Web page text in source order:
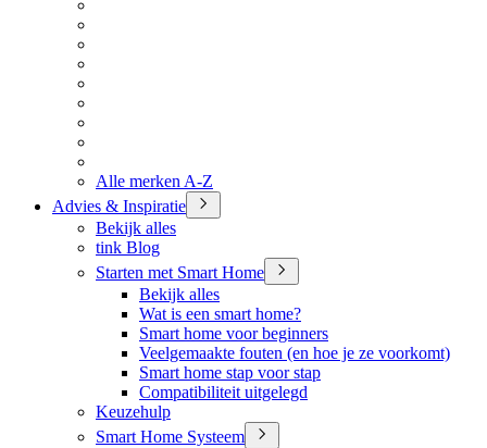
Alle merken A-Z
Advies & Inspiratie
Bekijk alles
tink Blog
Starten met Smart Home
Bekijk alles
Wat is een smart home?
Smart home voor beginners
Veelgemaakte fouten (en hoe je ze voorkomt)
Smart home stap voor stap
Compatibiliteit uitgelegd
Keuzehulp
Smart Home Systeem